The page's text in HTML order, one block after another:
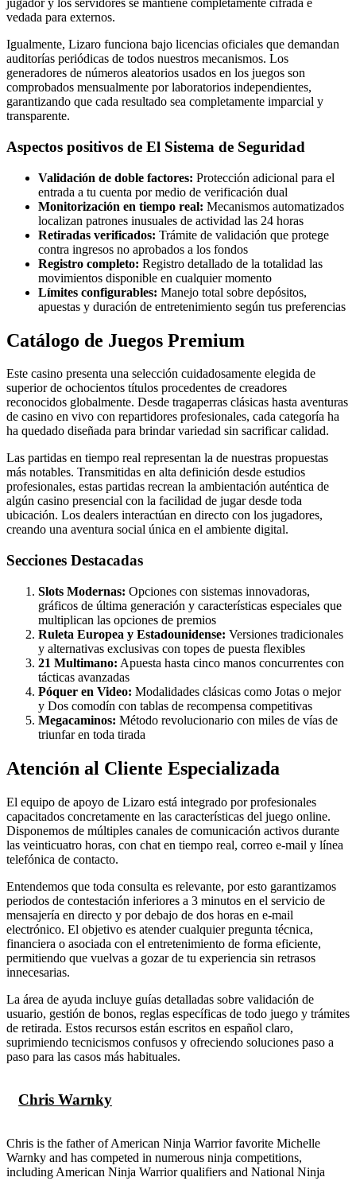
jugador y los servidores se mantiene completamente cifrada e
vedada para externos.
Igualmente, Lizaro funciona bajo licencias oficiales que demandan
auditorías periódicas de todos nuestros mecanismos. Los
generadores de números aleatorios usados en los juegos son
comprobados mensualmente por laboratorios independientes,
garantizando que cada resultado sea completamente imparcial y
transparente.
Aspectos positivos de El Sistema de Seguridad
Validación de doble factores: Protección adicional para el
entrada a tu cuenta por medio de verificación dual
Monitorización en tiempo real: Mecanismos automatizados
localizan patrones inusuales de actividad las 24 horas
Retiradas verificados: Trámite de validación que protege
contra ingresos no aprobados a los fondos
Registro completo: Registro detallado de la totalidad las
movimientos disponible en cualquier momento
Límites configurables: Manejo total sobre depósitos,
apuestas y duración de entretenimiento según tus preferencias
Catálogo de Juegos Premium
Este casino presenta una selección cuidadosamente elegida de
superior de ochocientos títulos procedentes de creadores
reconocidos globalmente. Desde tragaperras clásicas hasta aventuras
de casino en vivo con repartidores profesionales, cada categoría ha
ha quedado diseñada para brindar variedad sin sacrificar calidad.
Las partidas en tiempo real representan la de nuestras propuestas
más notables. Transmitidas en alta definición desde estudios
profesionales, estas partidas recrean la ambientación auténtica de
algún casino presencial con la facilidad de jugar desde toda
ubicación. Los dealers interactúan en directo con los jugadores,
creando una aventura social única en el ambiente digital.
Secciones Destacadas
Slots Modernas: Opciones con sistemas innovadoras,
gráficos de última generación y características especiales que
multiplican las opciones de premios
Ruleta Europea y Estadounidense: Versiones tradicionales
y alternativas exclusivas con topes de puesta flexibles
21 Multimano: Apuesta hasta cinco manos concurrentes con
tácticas avanzadas
Póquer en Video: Modalidades clásicas como Jotas o mejor
y Dos comodín con tablas de recompensa competitivas
Megacaminos: Método revolucionario con miles de vías de
triunfar en toda tirada
Atención al Cliente Especializada
El equipo de apoyo de Lizaro está integrado por profesionales
capacitados concretamente en las características del juego online.
Disponemos de múltiples canales de comunicación activos durante
las veinticuatro horas, con chat en tiempo real, correo e-mail y línea
telefónica de contacto.
Entendemos que toda consulta es relevante, por esto garantizamos
periodos de contestación inferiores a 3 minutos en el servicio de
mensajería en directo y por debajo de dos horas en e-mail
electrónico. El objetivo es atender cualquier pregunta técnica,
financiera o asociada con el entretenimiento de forma eficiente,
permitiendo que vuelvas a gozar de tu experiencia sin retrasos
innecesarias.
La área de ayuda incluye guías detalladas sobre validación de
usuario, gestión de bonos, reglas específicas de todo juego y trámites
de retirada. Estos recursos están escritos en español claro,
suprimiendo tecnicismos confusos y ofreciendo soluciones paso a
paso para las casos más habituales.
Chris Warnky
Chris is the father of American Ninja Warrior favorite Michelle
Warnky and has competed in numerous ninja competitions,
including American Ninja Warrior qualifiers and National Ninja